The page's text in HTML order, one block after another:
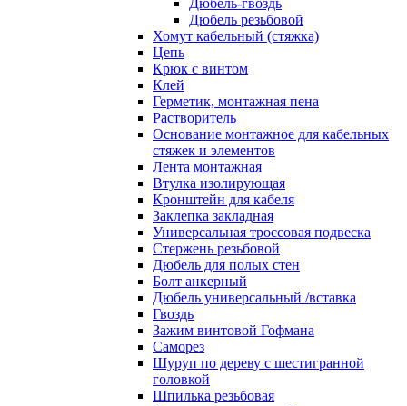
Дюбель-гвоздь
Дюбель резьбовой
Хомут кабельный (стяжка)
Цепь
Крюк с винтом
Клей
Герметик, монтажная пена
Растворитель
Основание монтажное для кабельных
стяжек и элементов
Лента монтажная
Втулка изолирующая
Кронштейн для кабеля
Заклепка закладная
Универсальная троссовая подвеска
Стержень резьбовой
Дюбель для полых стен
Болт анкерный
Дюбель универсальный /вставка
Гвоздь
Зажим винтовой Гофмана
Саморез
Шуруп по дереву с шестигранной
головкой
Шпилька резьбовая